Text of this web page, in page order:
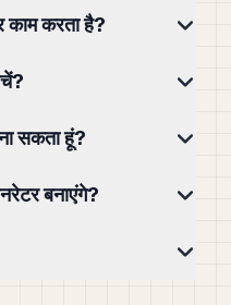
करता है?
सकता हूं?
बनाएंगे?